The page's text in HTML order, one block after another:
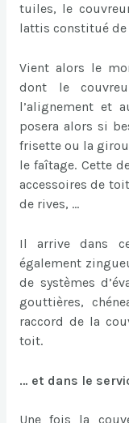
tuiles, le
lattis constitué
Vient alors le
dont le
l’alignement et
posera alors si
frisette ou la
le faîtage. Cette
accessoires de
de rives, …
Il arrive dans
également
de systèmes
gouttières,
raccord de la
toit.
… et dans le
Une fois la